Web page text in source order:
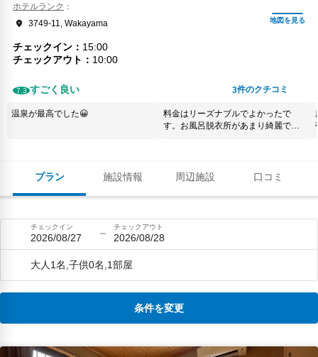
プラン 施設情報 周辺施設 口コミ
ホテルランク
3749-11, Wakayama
チェックイン
15:00
チェックアウト
10:00
7.3 すごく良い 3件のクチコミ
温泉が最高でした😀
料金はリーズナブルでよかったで
す。お風呂脱衣所があまり綺麗でな
チェックイン
2026/08/27
チェックアウト
2026/08/28
大人1名,子供0名,1部屋
条件を変更